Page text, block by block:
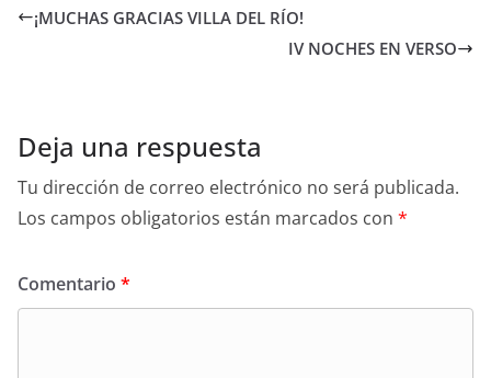
¡MUCHAS GRACIAS VILLA DEL RÍO!
IV NOCHES EN VERSO
Deja una respuesta
Tu dirección de correo electrónico no será publicada.
Los campos obligatorios están marcados con *
Comentario *